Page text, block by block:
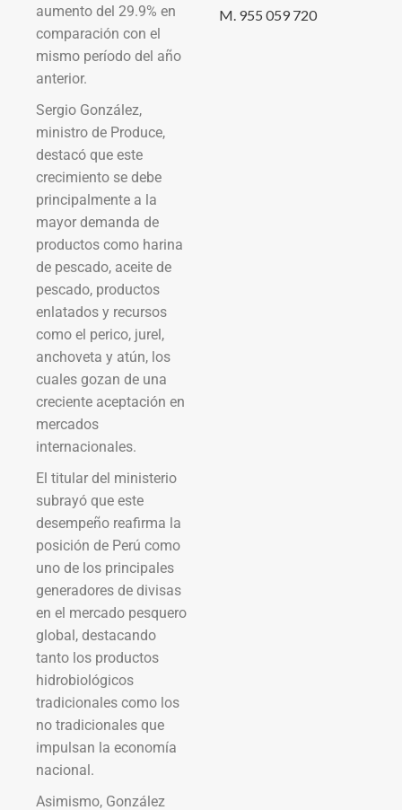
aumento del 29.9% en
comparación con el
mismo período del año
anterior.
Sergio González,
ministro de Produce,
destacó que este
crecimiento se debe
principalmente a la
mayor demanda de
productos como harina
de pescado, aceite de
pescado, productos
enlatados y recursos
como el perico, jurel,
anchoveta y atún, los
cuales gozan de una
creciente aceptación en
mercados
internacionales.
El titular del ministerio
subrayó que este
desempeño reafirma la
posición de Perú como
uno de los principales
generadores de divisas
en el mercado pesquero
global, destacando
tanto los productos
hidrobiológicos
tradicionales como los
no tradicionales que
impulsan la economía
nacional.
Asimismo, González
M. 955 059 720